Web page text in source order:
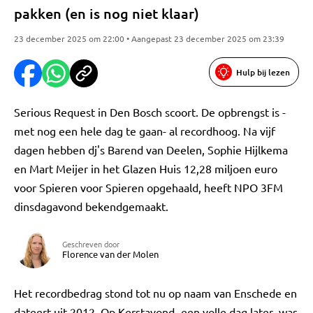
pakken (en is nog niet klaar)
23 december 2025 om 22:00 • Aangepast 23 december 2025 om 23:39
Hulp bij lezen
Serious Request in Den Bosch scoort. De opbrengst is -
met nog een hele dag te gaan- al recordhoog. Na vijf
dagen hebben dj's Barend van Deelen, Sophie Hijlkema
en Mart Meijer in het Glazen Huis 12,28 miljoen euro
voor Spieren voor Spieren opgehaald, heeft NPO 3FM
dinsdagavond bekendgemaakt.
Geschreven door
Florence van der Molen
Het recordbedrag stond tot nu op naam van Enschede en